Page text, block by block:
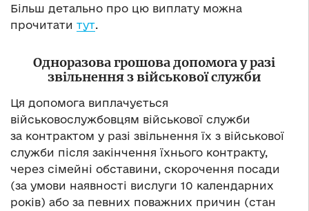
Більш детально про цю виплату можна
прочитати тут.
Одноразова грошова допомога у разі
звільнення з військової служби
Ця допомога виплачується
військовослужбовцям військової служби
за контрактом у разі звільнення їх з військової
служби після закінчення їхнього контракту,
через сімейні обставини, скорочення посади
(за умови наявності вислуги 10 календарних
років) або за певних поважних причин (стан